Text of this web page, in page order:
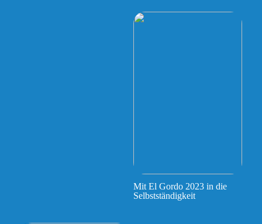
Mit El Gordo 2023 in die
Selbstständigkeit